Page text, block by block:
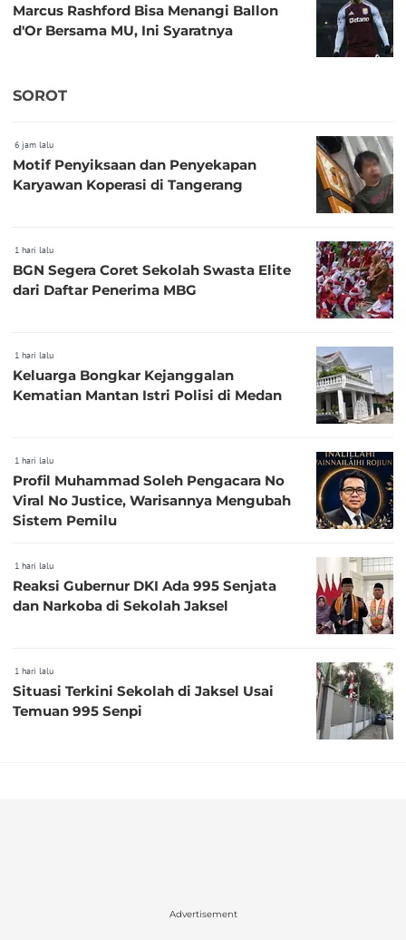
Marcus Rashford Bisa Menangi Ballon
d'Or Bersama MU, Ini Syaratnya
SOROT
6 jam lalu
Motif Penyiksaan dan Penyekapan
Karyawan Koperasi di Tangerang
1 hari lalu
BGN Segera Coret Sekolah Swasta Elite
dari Daftar Penerima MBG
1 hari lalu
Keluarga Bongkar Kejanggalan
Kematian Mantan Istri Polisi di Medan
1 hari lalu
Profil Muhammad Soleh Pengacara No
Viral No Justice, Warisannya Mengubah
Sistem Pemilu
1 hari lalu
Reaksi Gubernur DKI Ada 995 Senjata
dan Narkoba di Sekolah Jaksel
1 hari lalu
Situasi Terkini Sekolah di Jaksel Usai
Temuan 995 Senpi
Advertisement